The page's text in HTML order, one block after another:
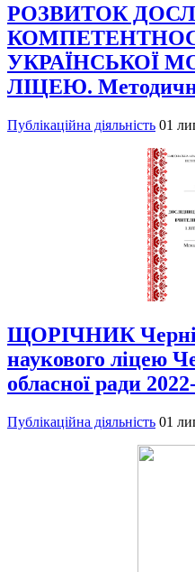
РОЗВИТОК
УКРАЇНСЬКОЇ
ЛІЦЕЮ.
Публікаційна діяльність 01
ЩОРІЧНИК
наукового ліцею
обласної ради
Публікаційна діяльність 01